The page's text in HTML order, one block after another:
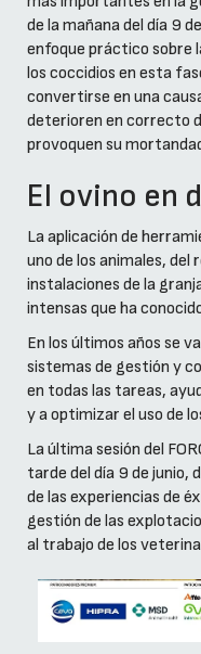
de la mañana del día 9
enfoque práctico sobre
los coccidios en esta
convertirse en una
deterioren en correcto
provoquen su
El ovino en
La aplicación de
uno de los animales, del
instalaciones de la
intensas que ha
En los últimos años se
sistemas de gestión y
en todas las tareas,
y a optimizar el uso de
La última sesión del
tarde del día 9 de junio,
de las experiencias de
gestión de las
al trabajo de los